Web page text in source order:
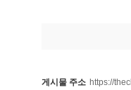
게시물 주소 https://